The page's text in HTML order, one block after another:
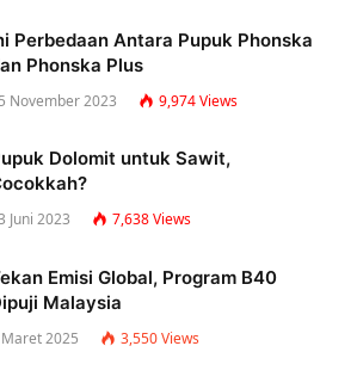
Perbedaan Antara Pupuk Phonska
Phonska Plus
November 2023 9,974Views
Dolomit untuk Sawit,
Juni 2023 7,638Views
Emisi Global, Program B40
Malaysia
2025 3,550Views